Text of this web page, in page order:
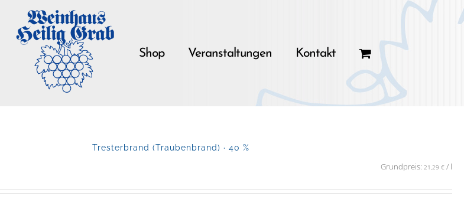
Shop Veranstaltungen Kontakt
Tresterbrand (Traubenbrand) · 40 %
Grundpreis: 21,29 €/ l